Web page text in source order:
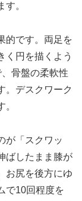
。
的です。両足を
く円を描くよう
骨盤の柔軟性
。デスクワーク
が「スクワッ
ばしたまま膝が
お尻を後方にゆ
で10回程度を